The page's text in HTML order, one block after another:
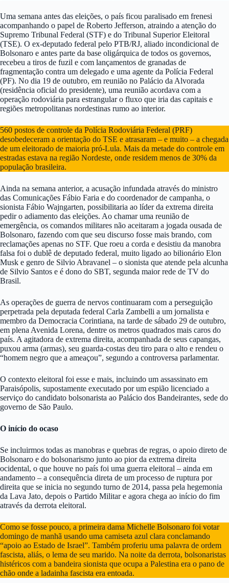
Uma semana antes das eleições, o país ficou paralisado em frenesi
acompanhando o papel de Roberto Jefferson, atraindo a atenção do
Supremo Tribunal Federal (STF) e do Tribunal Superior Eleitoral
(TSE). O ex-deputado federal pelo PTB/RJ, aliado incondicional de
Bolsonaro e antes parte da base oligárquica de todos os governos,
recebeu a tiros de fuzil e com lançamentos de granadas de
fragmentação contra um delegado e uma agente da Polícia Federal
(PF). No dia 19 de outubro, em reunião no Palácio da Alvorada
(residência oficial do presidente), uma reunião acordava com a
operação rodoviária para estrangular o fluxo que iria das capitais e
regiões metropolitanas nordestinas rumo ao interior.
560 postos de controle da Polícia Rodoviária Federal (PRF)
desobedeceram a orientação do TSE e atrasaram – e muito – a chegada
de um eleitorado de maioria pró-Lula. Mais da metade do controle em
estradas estava na região Nordeste, onde residem menos de 30% da
população brasileira.
Ainda na semana anterior, a acusação infundada através do ministro
das Comunicações Fábio Faria e do coordenador de campanha, o
sionista Fábio Wajngarten, possibilitaria ao líder da extrema direita
pedir o adiamento das eleições. Ao chamar uma reunião de
emergência, os comandos militares não aceitaram a jogada ousada de
Bolsonaro, fazendo com que seu discurso fosse mais brando, com
reclamações apenas no STF. Que roeu a corda e desistiu da manobra
falsa foi o dublê de deputado federal, muito ligado ao bilionário Elon
Musk e genro de Silvio Abravanel – o sionista que atende pela alcunha
de Silvio Santos e é dono do SBT, segunda maior rede de TV do
Brasil.
As operações de guerra de nervos continuaram com a perseguição
perpetrada pela deputada federal Carla Zambelli a um jornalista e
membro da Democracia Corintiana, na tarde de sábado 29 de outubro,
em plena Avenida Lorena, dentre os metros quadrados mais caros do
país. A agitadora de extrema direita, acompanhada de seus capangas,
puxou arma (armas), seu guarda-costas deu tiro para o alto e rendeu o
“homem negro que a ameaçou”, segundo a controversa parlamentar.
O contexto eleitoral foi esse e mais, incluindo um assassinato em
Paraisópolis, supostamente executado por um espião licenciado a
serviço do candidato bolsonarista ao Palácio dos Bandeirantes, sede do
governo de São Paulo.
O início do ocaso
Se incluirmos todas as manobras e quebras de regras, o apoio direto de
Bolsonaro e do bolsonarismo junto ao pior da extrema direita
ocidental, o que houve no país foi uma guerra eleitoral – ainda em
andamento – a consequência direta de um processo de ruptura por
direita que se inicia no segundo turno de 2014, passa pela hegemonia
da Lava Jato, depois o Partido Militar e agora chega ao início do fim
através da derrota eleitoral.
Como se fosse pouco, a primeira dama Michelle Bolsonaro foi votar
domingo de manhã usando uma camiseta azul clara conclamando
“apoio ao Estado de Israel”. Também proferiu uma palavra de ordem
fascista, aliás, o lema de seu marido. Na noite da derrota, bolsonaristas
histéricos com a bandeira sionista que ocupa a Palestina era o pano de
chão onde a ladainha fascista era entoada.